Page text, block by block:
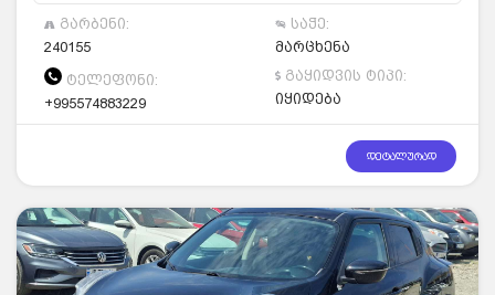
გარბენი:
240155
საჭე:
მარცხენა
ტელეფონი:
+995574883229
გაყიდვის ტიპი:
იყიდება
დეტალურად